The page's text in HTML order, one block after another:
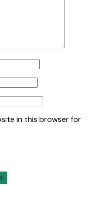
in this browser for